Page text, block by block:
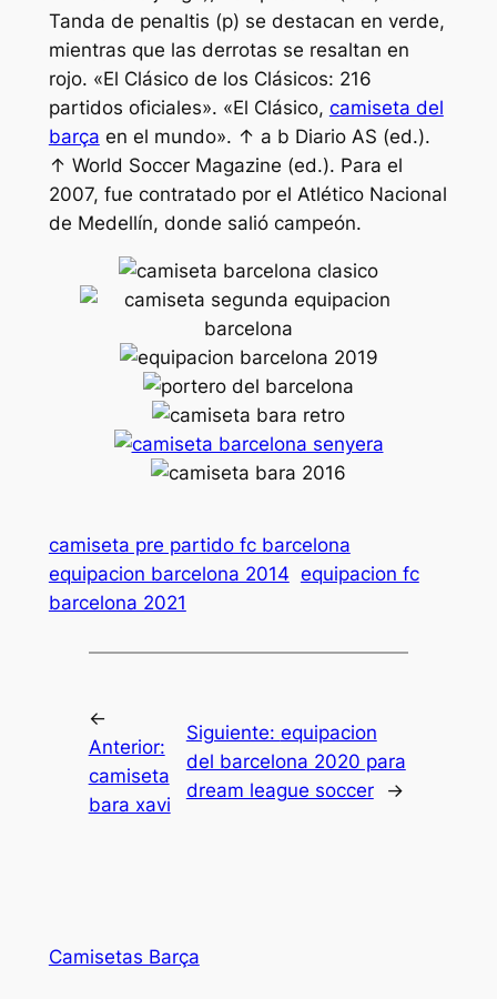
Tanda de penaltis (p) se destacan en verde,
mientras que las derrotas se resaltan en
rojo. «El Clásico de los Clásicos: 216
partidos oficiales». «El Clásico, camiseta del
barça en el mundo». ↑ a b Diario AS (ed.).
↑ World Soccer Magazine (ed.). Para el
2007, fue contratado por el Atlético Nacional
de Medellín, donde salió campeón.
camiseta pre partido fc barcelona
equipacion barcelona 2014 equipacion fc
barcelona 2021
←
Anterior:
camiseta
bara xavi
Siguiente: equipacion
del barcelona 2020 para
dream league soccer
→
Camisetas Barça